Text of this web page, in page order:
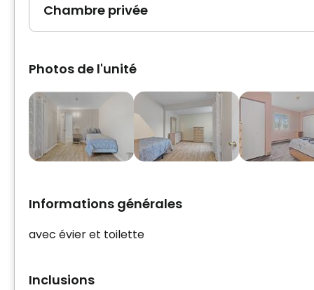
Chambre privée
Photos de l'unité
Informations générales
avec évier et toilette
Inclusions